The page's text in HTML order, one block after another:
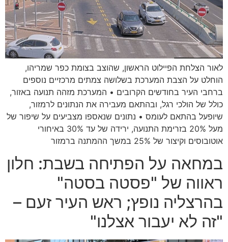
לאור הצלחת הפיילוט הראשון, שהוצב בצומת כפר שמריהו,
הוחלט על הצבת המערכת בשלושה צמתים מרכזיים נוספים
ברחבי העיר בחודשים הקרובים • המערכת מזהה תנועה באזור,
כולל של הולכי רגל, ובהתאם מעבירה את הנתונים לרמזור,
שיופעל בהתאם לעומס • נתונים שנאספו מצביעים על שיפור של
מעל 20% בזרימת התנועה, ירידה של עד 30% באיחורי
אוטובוסים וקיצור של 25% במשך ההמתנה ברמזור
במחאה על הפתיחה בשבת: חלון
ראווה של "פסטה בסטה"
בהרצליה נופץ; ראש העיר זעם –
"זה לא יעבור אצלנו"